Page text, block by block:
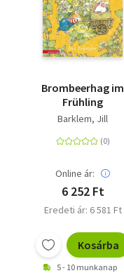
Brombeerhag im
Frühling
Barklem, Jill
Online ár:
6 252 Ft
Eredeti ár: 6 581 Ft
Kosárba
5 - 10 munkanap